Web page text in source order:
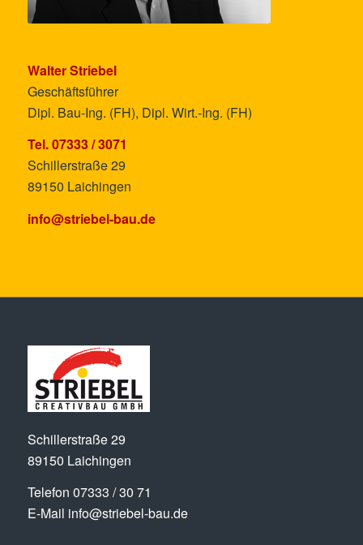
Walter Striebel
Geschäftsführer
Dipl. Bau-Ing. (FH), Dipl. Wirt.-Ing. (FH)
Tel.07333 / 3071
Schillerstraße 29
89150 Laichingen
info@striebel-bau.de
Schillerstraße 29
89150 Laichingen
Telefon 07333 / 30 71
E-Mail info@striebel-bau.de